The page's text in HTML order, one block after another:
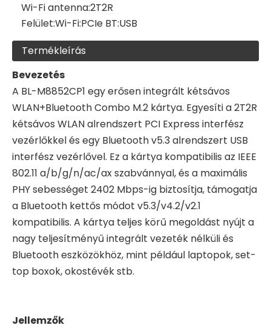
Wi-Fi antenna:2T2R
Felület:Wi-Fi:PCIe BT:USB
Termékleírás
Bevezetés
A BL-M8852CP1 egy erősen integrált kétsávos
WLAN+Bluetooth Combo M.2 kártya. Egyesíti a 2T2R
kétsávos WLAN alrendszert PCI Express interfész
vezérlőkkel és egy Bluetooth v5.3 alrendszert USB
interfész vezérlővel. Ez a kártya kompatibilis az IEEE
802.11 a/b/g/n/ac/ax szabvánnyal, és a maximális
PHY sebességet 2402 Mbps-ig biztosítja, támogatja
a Bluetooth kettős módot v5.3/v4.2/v2.1
kompatibilis. A kártya teljes körű megoldást nyújt a
nagy teljesítményű integrált vezeték nélküli és
Bluetooth eszközökhöz, mint például laptopok, set-
top boxok, okostévék stb.
Jellemzők